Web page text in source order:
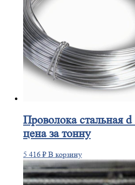
Проволокастальная
цена за тонну
5 416 ₽ В корзину